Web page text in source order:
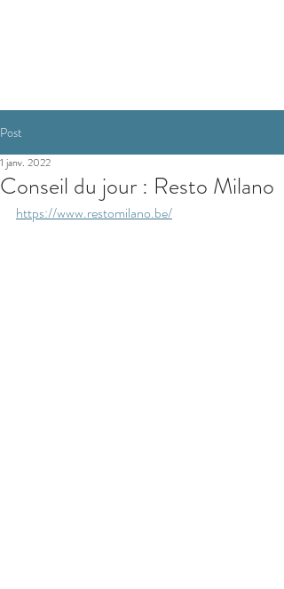
Post
Conseil du jour : Resto Milano
1 janv. 2022
https://www.restomilano.be/